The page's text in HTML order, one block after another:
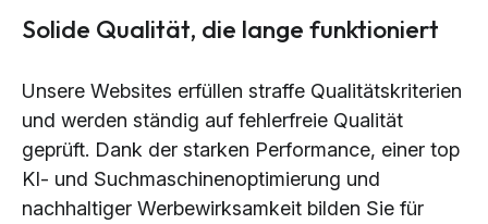
Solide Qualität, die lange funktioniert
Unsere Websites erfüllen straffe Qualitätskriterien
und werden ständig auf fehlerfreie Qualität
geprüft. Dank der starken Performance, einer top
KI- und Suchmaschinenoptimierung und
nachhaltiger Werbewirksamkeit bilden Sie für